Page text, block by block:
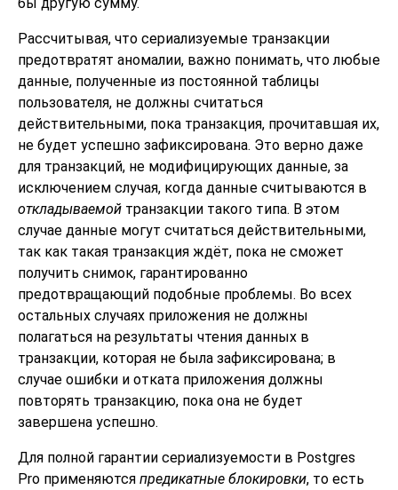
Рассчитывая, что сериализуемые транзакции
предотвратят аномалии, важно понимать, что любые
данные, полученные из постоянной таблицы
пользователя, не должны считаться
действительными, пока транзакция, прочитавшая их,
не будет успешно зафиксирована. Это верно даже
для транзакций, не модифицирующих данные, за
исключением случая, когда данные считываются в
откладываемой транзакции такого типа. В этом
случае данные могут считаться действительными,
так как такая транзакция ждёт, пока не сможет
получить снимок, гарантированно
предотвращающий подобные проблемы. Во всех
остальных случаях приложения не должны
полагаться на результаты чтения данных в
транзакции, которая не была зафиксирована; в
случае ошибки и отката приложения должны
повторять транзакцию, пока она не будет
завершена успешно.
Для полной гарантии сериализуемости в Postgres
Pro применяются предикатные блокировки, то есть